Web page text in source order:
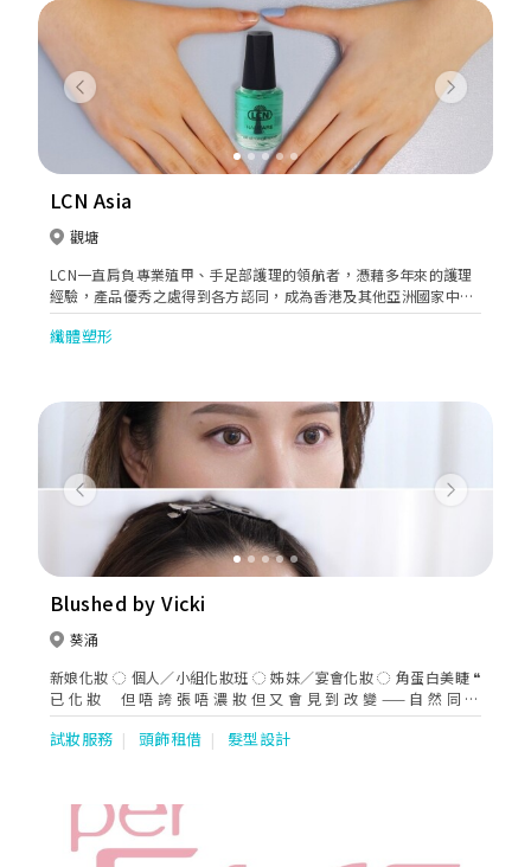
Previous Next
LCN Asia
觀塘
LCN一直肩負專業殖甲、手足部護理的領航者，憑藉多年來的護理
經驗，產品優秀之處得到各方認同，成為香港及其他亞洲國家中首
屈一指的專業指甲、手及足部護理產品供應商。
纖體塑形
Previous Next
Blushed by Vicki
葵涌
新娘化妝 ◌ 個人／小組化妝班 ◌ 姊妹／宴會化妝 ◌ 角蛋白美睫 ❝
已 化 妝 但 唔 誇 張 唔 濃 妝 但 又 會 見 到 改 變 —— 自 然 同 埋
靚 咗☼ ❞
試妝服務 頭飾租借 髮型設計